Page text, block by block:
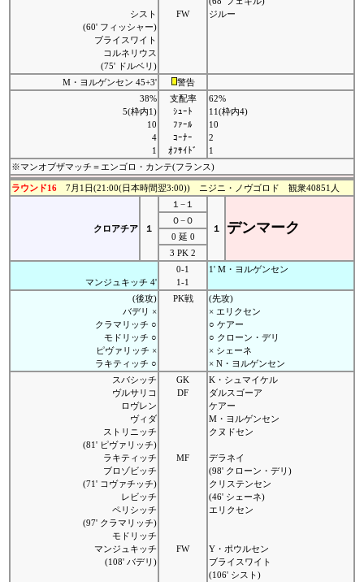
シスト
(60' フィッシャー)
ブライスワイト
コルネリウス
(75' ドルベリ)
FW
ジルー
M・ヨルゲンセン 45+3'
警告
38%
5(枠内1)
10
4
1
支配率
ｼｭｰﾄ
ﾌｧｰﾙ
ｺｰﾅｰ
ｵﾌｻｲﾄﾞ
62%
11(枠内4)
10
2
1
※マンオブザマッチ＝エンゴロ・カンテ(フランス)
ラウンド16 7月1日(21:00(日本時間翌3:00)) ニジニ・ノヴゴロド 観衆40851人
クロアチア １
１−１
１ デンマーク
０−０
0 延 0
3 PK 2
マンジュキッチ 4'
0-1
1-1
1' M・ヨルゲンセン
(後攻)
バデリ ×
クラマリッチ ○
モドリッチ ○
ピヴァリッチ ×
ラキティッチ ○
PK戦
(先攻)
× エリクセン
○ ケアー
○ クローン・デリ
× シェーネ
× N・ヨルゲンセン
スバシッチ
ヴルサリコ
ロヴレン
ヴィダ
ストリニッチ
(81' ピヴァリッチ)
ラキティッチ
ブロゾビッチ
(71' コヴァチッチ)
レビッチ
ペリシッチ
(97' クラマリッチ)
モドリッチ
マンジュキッチ
(108' バデリ)
GK
DF
MF
FW
K・シュマイケル
ダルスゴーア
ケアー
M・ヨルゲンセン
クヌドセン
デラネイ
(98' クローン・デリ)
クリステンセン
(46' シェーネ)
エリクセン
Y・ポウルセン
ブライスワイト
(106' シスト)